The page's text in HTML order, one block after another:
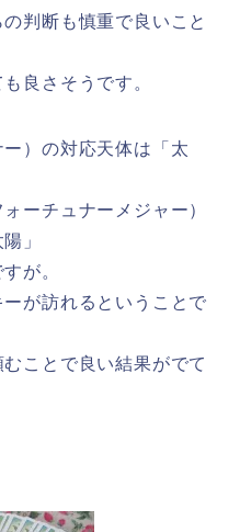
判断も慎重で良いこと
良さそうです。
）の対応天体は「太
ーチュナーメジャー）
」
が。
が訪れるということで
ことで良い結果がでて